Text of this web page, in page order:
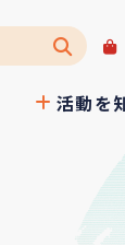
活動を